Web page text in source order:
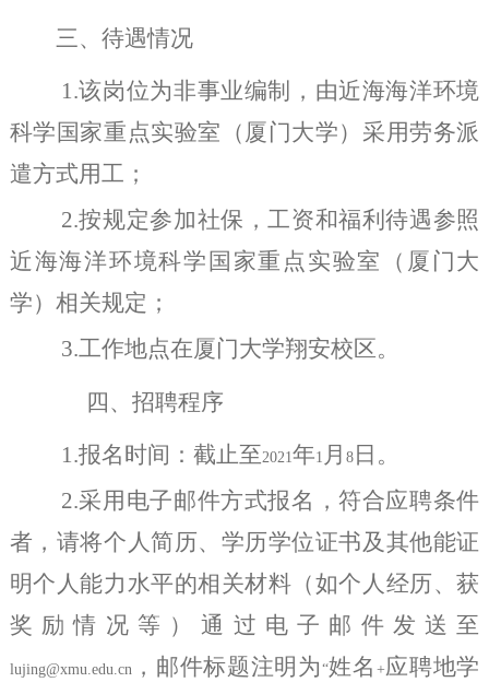
三、待遇情况
1.该岗位为非事业编制，由近海海洋环境
科学国家重点实验室（厦门大学）采用劳务派
遣方式用工；
2.按规定参加社保，工资和福利待遇参照
近海海洋环境科学国家重点实验室（厦门大
学）相关规定；
3.工作地点在厦门大学翔安校区。
四、招聘程序
1.报名时间：截止至2021年1 月 8日。
2.采用电子邮件方式报名，符合应聘条件
者，请将个人简历、学历学位证书及其他能证
明个人能力水平的相关材料（如个人经历、获
奖励情况等）通过电子邮件发送至
lujing@xmu.edu.cn，邮件标题注明为 “姓名 +应聘地学